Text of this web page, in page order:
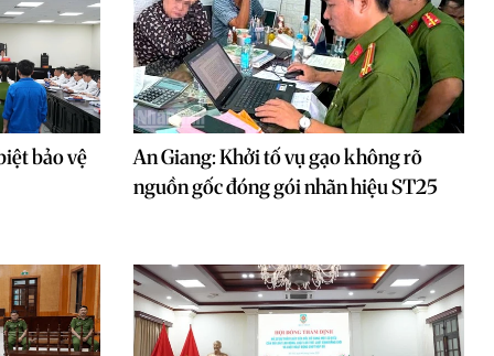
bảo vệ
An Giang: Khởi tố vụ gạo không rõ
nguồn gốc đóng gói nhãn hiệu ST25